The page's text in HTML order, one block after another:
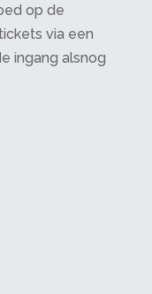
op de
via een
ingang alsnog